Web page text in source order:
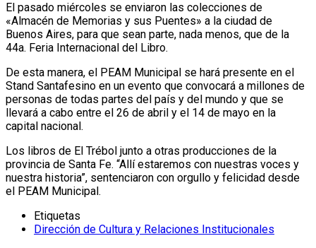
El pasado miércoles se enviaron las colecciones de
«Almacén de Memorias y sus Puentes» a la ciudad de
Buenos Aires, para que sean parte, nada menos, que de la
44a. Feria Internacional del Libro.
De esta manera, el PEAM Municipal se hará presente en el
Stand Santafesino en un evento que convocará a millones de
personas de todas partes del país y del mundo y que se
llevará a cabo entre el 26 de abril y el 14 de mayo en la
capital nacional.
Los libros de El Trébol junto a otras producciones de la
provincia de Santa Fe. “Allí estaremos con nuestras voces y
nuestra historia”, sentenciaron con orgullo y felicidad desde
el PEAM Municipal.
Etiquetas
Dirección de Cultura y Relaciones Institucionales